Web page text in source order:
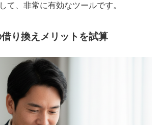
て、非常に有効なツールです。
り換えメリットを試算